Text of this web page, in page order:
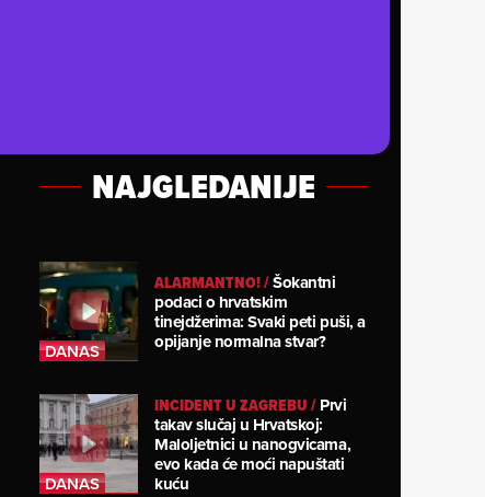
NAJGLEDANIJE
ALARMANTNO!/Šokantni
podaci o hrvatskim
tinejdžerima: Svaki peti puši, a
opijanje normalna stvar?
INCIDENT U ZAGREBU/Prvi
takav slučaj u Hrvatskoj:
Maloljetnici u nanogvicama,
evo kada će moći napuštati
kuću